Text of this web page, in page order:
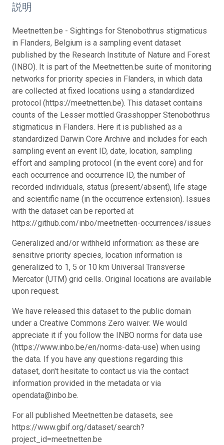
説明
Meetnetten.be - Sightings for Stenobothrus stigmaticus
in Flanders, Belgium is a sampling event dataset
published by the Research Institute of Nature and Forest
(INBO). It is part of the Meetnetten.be suite of monitoring
networks for priority species in Flanders, in which data
are collected at fixed locations using a standardized
protocol (https://meetnetten.be). This dataset contains
counts of the Lesser mottled Grasshopper Stenobothrus
stigmaticus in Flanders. Here it is published as a
standardized Darwin Core Archive and includes for each
sampling event an event ID, date, location, sampling
effort and sampling protocol (in the event core) and for
each occurrence and occurrence ID, the number of
recorded individuals, status (present/absent), life stage
and scientific name (in the occurrence extension). Issues
with the dataset can be reported at
https://github.com/inbo/meetnetten-occurrences/issues
Generalized and/or withheld information: as these are
sensitive priority species, location information is
generalized to 1, 5 or 10 km Universal Transverse
Mercator (UTM) grid cells. Original locations are available
upon request.
We have released this dataset to the public domain
under a Creative Commons Zero waiver. We would
appreciate it if you follow the INBO norms for data use
(https://www.inbo.be/en/norms-data-use) when using
the data. If you have any questions regarding this
dataset, don't hesitate to contact us via the contact
information provided in the metadata or via
opendata@inbo.be.
For all published Meetnetten.be datasets, see
https://www.gbif.org/dataset/search?
project_id=meetnetten.be